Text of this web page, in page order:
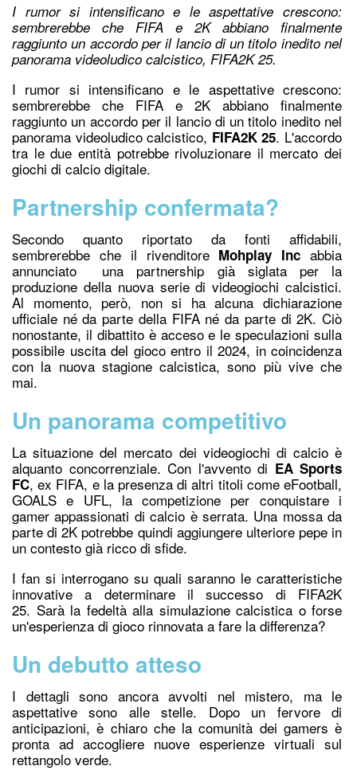
I rumor si intensificano e le aspettative crescono:
sembrerebbe che FIFA e 2K abbiano finalmente
raggiunto un accordo per il lancio di un titolo inedito nel
panorama videoludico calcistico, FIFA2K 25.
I rumor si intensificano e le aspettative crescono:
sembrerebbe che FIFA e 2K abbiano finalmente
raggiunto un accordo per il lancio di un titolo inedito nel
panorama videoludico calcistico, FIFA2K 25. L'accordo
tra le due entità potrebbe rivoluzionare il mercato dei
giochi di calcio digitale.
Partnership confermata?
Secondo quanto riportato da fonti affidabili,
sembrerebbe che il rivenditore Mohplay Inc abbia
annunciato una partnership già siglata per la
produzione della nuova serie di videogiochi calcistici.
Al momento, però, non si ha alcuna dichiarazione
ufficiale né da parte della FIFA né da parte di 2K. Ciò
nonostante, il dibattito è acceso e le speculazioni sulla
possibile uscita del gioco entro il 2024, in coincidenza
con la nuova stagione calcistica, sono più vive che
mai.
Un panorama competitivo
La situazione del mercato dei videogiochi di calcio è
alquanto concorrenziale. Con l'avvento di EA Sports
FC, ex FIFA, e la presenza di altri titoli come eFootball,
GOALS e UFL, la competizione per conquistare i
gamer appassionati di calcio è serrata. Una mossa da
parte di 2K potrebbe quindi aggiungere ulteriore pepe in
un contesto già ricco di sfide.
I fan si interrogano su quali saranno le caratteristiche
innovative a determinare il successo di FIFA2K
25. Sarà la fedeltà alla simulazione calcistica o forse
un'esperienza di gioco rinnovata a fare la differenza?
Un debutto atteso
I dettagli sono ancora avvolti nel mistero, ma le
aspettative sono alle stelle. Dopo un fervore di
anticipazioni, è chiaro che la comunità dei gamers è
pronta ad accogliere nuove esperienze virtuali sul
rettangolo verde.